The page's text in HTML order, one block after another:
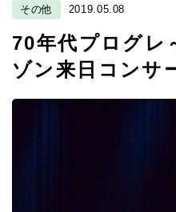
その他 2019.05.08
70年代プログレ
ゾン来日コンサ